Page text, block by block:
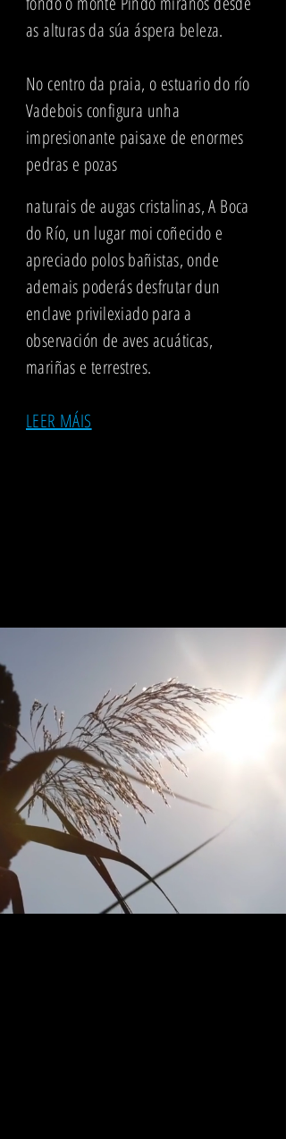
as alturas da súa áspera beleza.
No centro da praia, o estuario do río
Vadebois configura unha
impresionante paisaxe de enormes
pedras e pozas
naturais de augas cristalinas, A Boca
do Río, un lugar moi coñecido e
apreciado polos bañistas, onde
ademais poderás desfrutar dun
enclave privilexiado para a
observación de aves acuáticas,
mariñas e terrestres.
LEER MÁIS